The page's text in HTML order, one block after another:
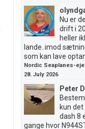
Nu er
drift i
heller
lande..imod
som kan lave
Nordic Seaplanes-
28. July 2026
Peter
kun
dash 8
gange hvor